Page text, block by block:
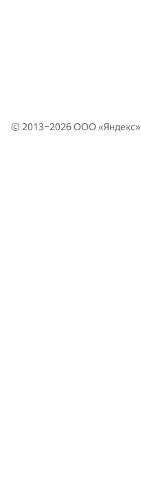
© 2013–2026 ООО «Яндекс»